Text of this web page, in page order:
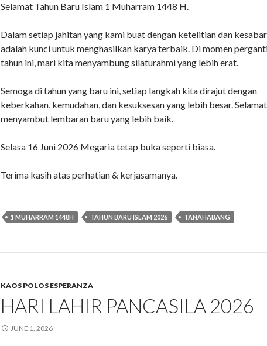
Selamat Tahun Baru Islam 1 Muharram 1448 H.
Dalam setiap jahitan yang kami buat dengan ketelitian dan
adalah kunci untuk menghasilkan karya terbaik. Di momen
tahun ini, mari kita menyambung silaturahmi yang lebih erat.
Semoga di tahun yang baru ini, setiap langkah kita dirajut dengan
keberkahan, kemudahan, dan kesuksesan yang lebih besar. Selamat
menyambut lembaran baru yang lebih baik.
Selasa 16 Juni 2026 Megaria tetap buka seperti biasa.
Terima kasih atas perhatian & kerjasamanya.
1 MUHARRAM 1448H TAHUN BARU ISLAM 2026 TANAHABANG
KAOS POLOS ESPERANZA
HARI LAHIR PANCASILA 2026
JUNE 1, 2026